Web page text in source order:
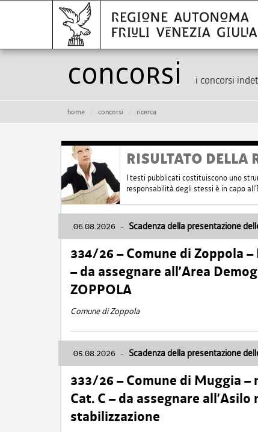
Concorsi i concorsi
home concorsi ricerca
RISULTATO DELLA
I testi pubblicati costituiscono uno
responsabilità degli stessi è in capo
06.08.2026 - Scadenza della presentazione
334/26 – Comune di Zoppola –
– da assegnare all’Area
ZOPPOLA
Comune di Zoppola
05.08.2026 - Scadenza della presentazione
333/26 – Comune di Muggia –
Cat. C – da assegnare
stabilizzazione